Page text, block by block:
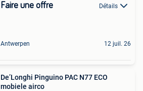
Faire une offre Détails
Antwerpen 12 juil. 26
De’Longhi Pinguino PAC N77 ECO
mobiele airco